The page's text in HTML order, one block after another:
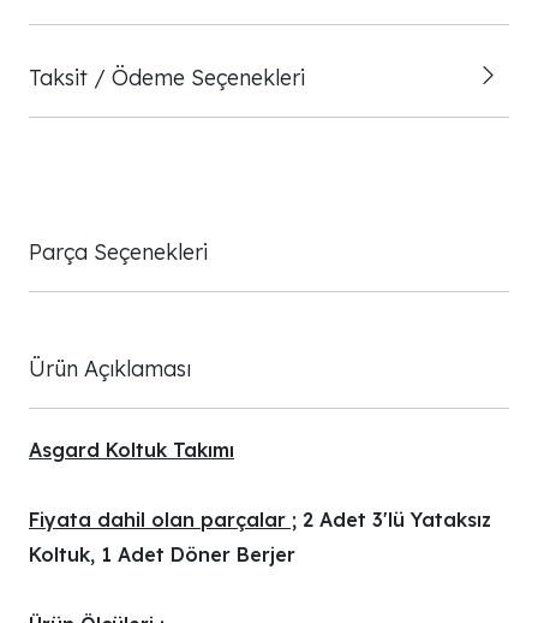
Taksit / Ödeme Seçenekleri
Parça Seçenekleri
Ürün Açıklaması
Asgard Koltuk Takımı
Fiyata dahil olan parçalar ; 2 Adet 3'lü Yataksız
Koltuk, 1 Adet Döner Berjer